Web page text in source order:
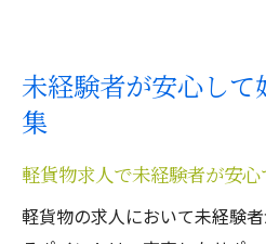
未経験者が安心し
集
軽貨物求人で未経験者が安
軽貨物の求人において未経験